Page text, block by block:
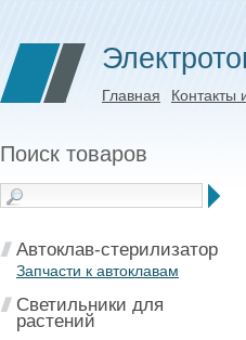
Главная Контакты
Поиск товаров
Автоклав-стерилизатор
Запчасти к автоклавам
Светильники для
растений